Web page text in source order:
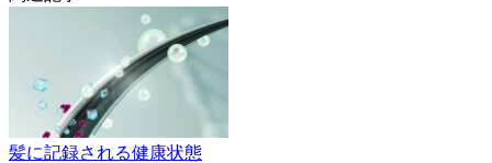
髪に記録される健康状態